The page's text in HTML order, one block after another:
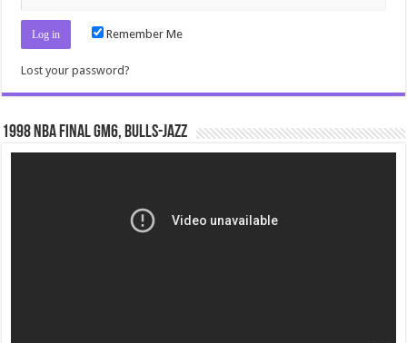
Remember Me
Lost your password?
1998 NBA Final gm6, Bulls-Jazz